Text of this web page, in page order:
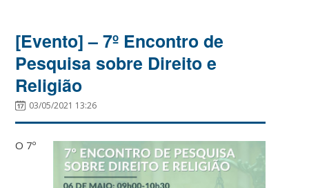
[Evento] – 7º Encontro de
Pesquisa sobre Direito e
Religião
03/05/2021 13:26
O 7º